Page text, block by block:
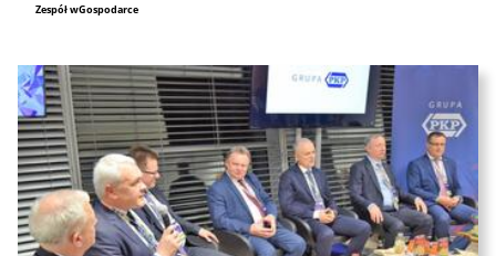
Zespół wGospodarce